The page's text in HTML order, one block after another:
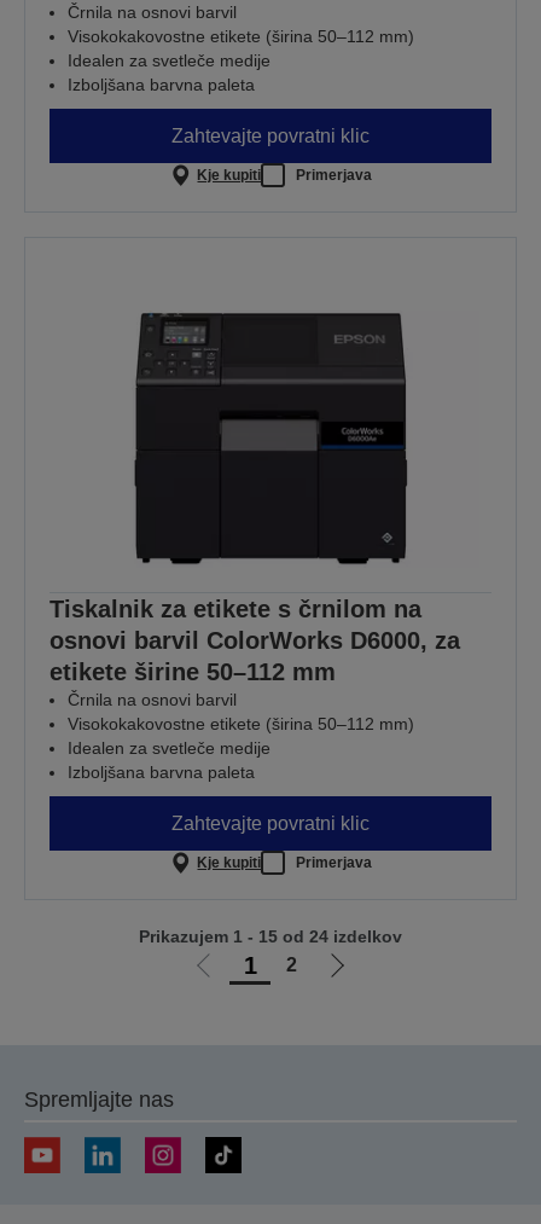
Črnila na osnovi barvil
Visokokakovostne etikete (širina 50–112 mm)
Idealen za svetleče medije
Izboljšana barvna paleta
Zahtevajte povratni klic
Kje kupiti Primerjava
Tiskalnik za etikete s črnilom na
osnovi barvil ColorWorks D6000, za
etikete širine 50–112 mm
Črnila na osnovi barvil
Visokokakovostne etikete (širina 50–112 mm)
Idealen za svetleče medije
Izboljšana barvna paleta
Zahtevajte povratni klic
Kje kupiti Primerjava
Pojdi1 2
Pojdi
Prikazujem 1 - 15 od 24 izdelkov
Spremljajte nas